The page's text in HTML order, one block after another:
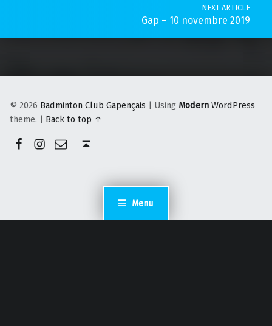
Menu
NEXT ARTICLE
Gap – 10 novembre 2019
© 2026 Badminton Club Gapençais | Using Modern WordPress
theme. | Back to top ↑